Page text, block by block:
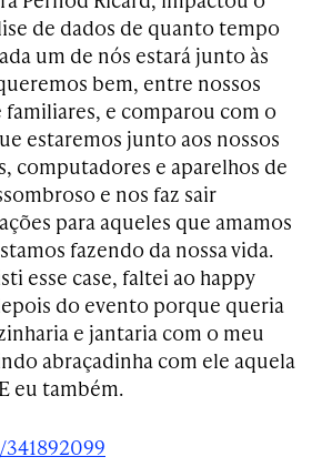
de dados de quanto tempo
um de nós estará junto às
bem, entre nossos
familiares, e comparou com o
estaremos junto aos nossos
computadores e aparelhos de
e nos faz sair
para aqueles que amamos
fazendo da nossa vida.
esse case, faltei ao happy
do evento porque queria
e jantaria com o meu
abraçadinha com ele aquela
eu também.